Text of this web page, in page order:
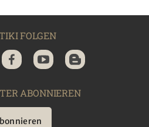
FOLGEN
ABONNIEREN